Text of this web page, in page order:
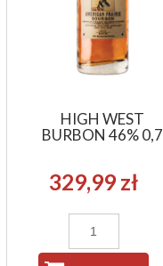
HIGH WEST
BURBON 46% 0,7
329,99 zł